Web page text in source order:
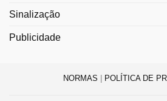
Sinalização
Publicidade
NORMAS POLÍTICA DE